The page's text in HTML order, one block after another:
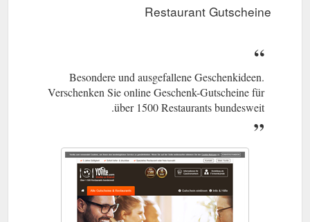
Leipzig - - Espitas Leipzig Mexikanisch, Apels Garten
Leipzig.html
Restaurant Gutscheine
Besondere und ausgefallene Geschenkideen.
Verschenken Sie online Geschenk-Gutscheine für
über 1500 Restaurants bundesweit.